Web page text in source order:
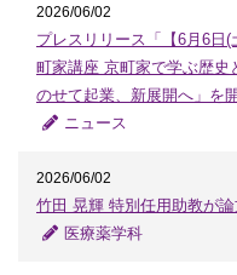
2026/06/02
プレスリリース「【6月6日
町家講座 京町家で学ぶ歴史
のせて起業、新展開へ」を
ニュース
2026/06/02
竹田 晃輝 特別任用助教が
医療薬学科